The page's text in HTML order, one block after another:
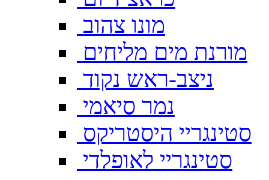
מונו צהוב
מורנת מים מליחים
ניצב-ראש נקוד
נמר סיאמי
סטינגריי היסטריקס
סטינגריי לאופלדי